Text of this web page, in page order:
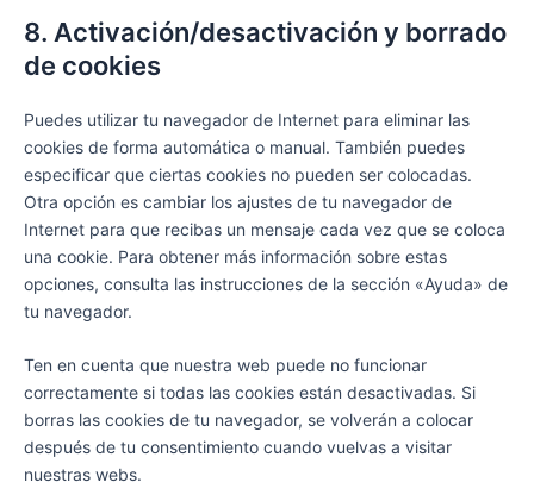
8. Activación/desactivación y borrado
de cookies
Puedes utilizar tu navegador de Internet para eliminar las
cookies de forma automática o manual. También puedes
especificar que ciertas cookies no pueden ser colocadas.
Otra opción es cambiar los ajustes de tu navegador de
Internet para que recibas un mensaje cada vez que se coloca
una cookie. Para obtener más información sobre estas
opciones, consulta las instrucciones de la sección «Ayuda» de
tu navegador.
Ten en cuenta que nuestra web puede no funcionar
correctamente si todas las cookies están desactivadas. Si
borras las cookies de tu navegador, se volverán a colocar
después de tu consentimiento cuando vuelvas a visitar
nuestras webs.